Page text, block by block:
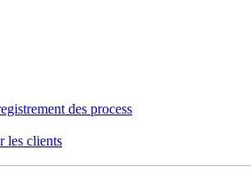
des process
les clients